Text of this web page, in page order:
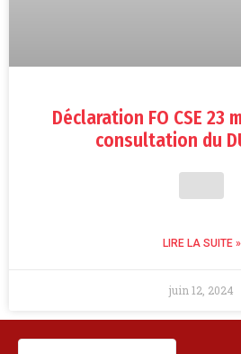
Déclaration FO CSE 23
consultation du
LIRE LA SUITE »
juin 12, 2024